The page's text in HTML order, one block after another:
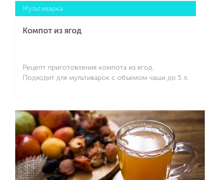
Мультиварка
Компот из ягод
Рецепт приготовления компота из ягод.
Подходит для мультиварок с объемом чаши до 5 л.
Подробнее